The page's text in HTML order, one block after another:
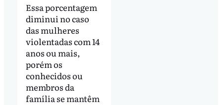
Essa porcentagem
diminui no caso
das mulheres
violentadas com 14
anos ou mais,
porém os
conhecidos ou
membros da
família se mantêm